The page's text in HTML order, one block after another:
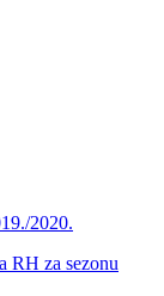
2020.
RH za sezonu